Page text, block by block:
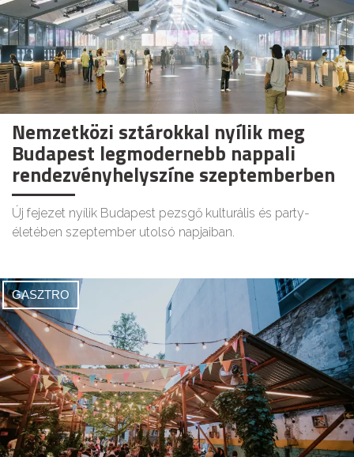
Nemzetközi sztárokkal nyílik meg
Budapest legmodernebb nappali
rendezvényhelyszíne szeptemberben
Új fejezet nyílik Budapest pezsgő kulturális és party-
életében szeptember utolsó napjaiban.
GASZTRO